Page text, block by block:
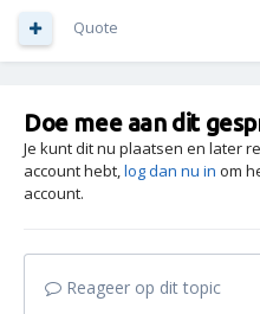
Quote
Doe mee aan dit
Je kunt dit nu plaatsen en later
account hebt,log dan nu in om
account.
Reageer op dit topic